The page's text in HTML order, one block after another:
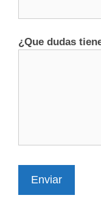
¿Que dudas
Enviar